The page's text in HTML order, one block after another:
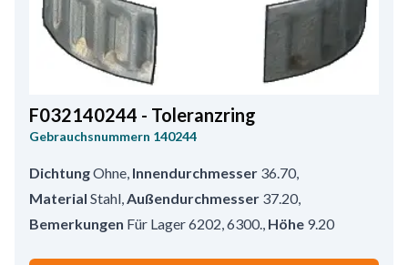
F032140244 - Toleranzring
Gebrauchsnummern 140244
DichtungOhne Innendurchmesser 36.70,
Material Stahl Außendurchmesser 37.20,
Bemerkungen Für Lager 6202, 6300. Höhe 9.20